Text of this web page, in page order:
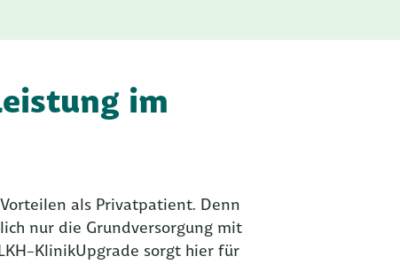
im
als Privatpatient. Denn
nur die Grundversorgung mit
KlinikUpgrade sorgt hier für